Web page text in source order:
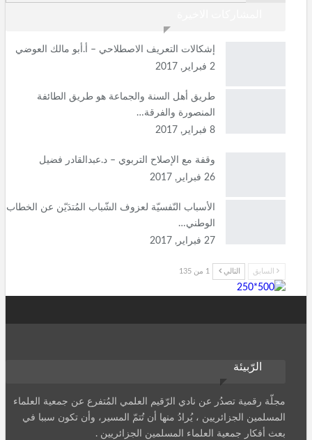
إشكالات التعريف الاصطلاحي – أ.أبو مالك العوضي
2 فبراير, 2017
طريق أهل السنة والجماعة هو طريق الطائفة
المنصورة والفرقة…
8 فبراير, 2017
وقفة مع الإصلاح التربوي – د.عبدالقادر فضيل
26 فبراير, 2017
الأسباب النّفسيّة لعزوف الشّباب المُتدَيّن عن الخطاب
الوطني…
27 فبراير, 2017
السابق التالي 1 من 135
الرّبيئة
مجلّة رقمية تصدُر عن نادي الرّقيم العلمي المُتفرع عن جمعية العلماء
المسلمين الجزائريين ، يُرادُ منها أن تُتمّ المسير، وأن تكون سببا في
بعث أفكار جمعية العلماء المسلمين الجزائريين .